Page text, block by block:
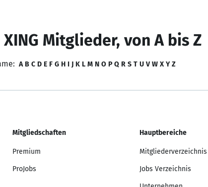
XING Mitglieder, von A bis Z
A B C D E F G H I J K L M N O P Q R S T U V W X Y Z
Mitgliedschaften
Premium
ProJobs
Hauptbereiche
Mitgliederverzeichnis
Jobs Verzeichnis